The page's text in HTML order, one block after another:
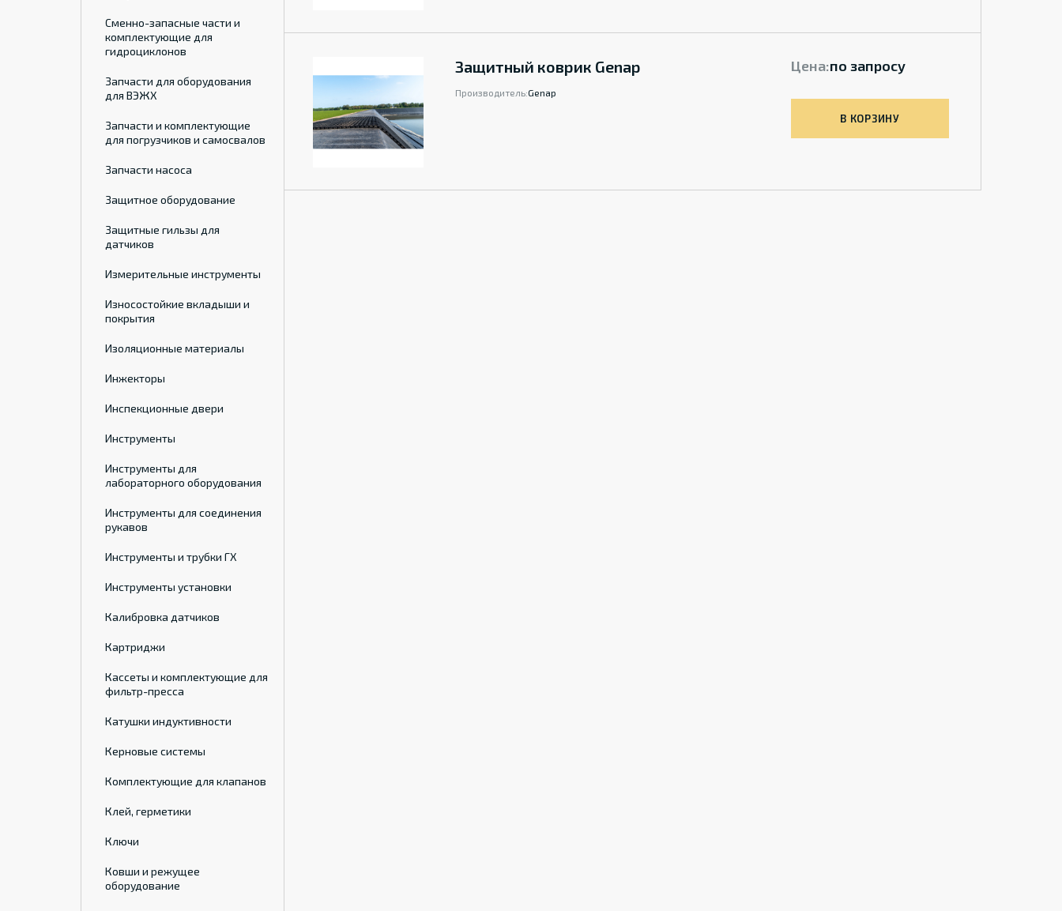
Сменно-запасные части и
комплектующие для
гидроциклонов
Запчасти для оборудования
для ВЭЖХ
Запчасти и комплектующие
для погрузчиков и самосвалов
Запчасти насоса
Защитное оборудование
Защитные гильзы для
датчиков
Измерительные инструменты
Износостойкие вкладыши и
покрытия
Изоляционные материалы
Инжекторы
Инспекционные двери
Инструменты
Инструменты для
лабораторного оборудования
Инструменты для соединения
рукавов
Инструменты и трубки ГХ
Инструменты установки
Калибровка датчиков
Картриджи
Кассеты и комплектующие для
фильтр-пресса
Катушки индуктивности
Керновые системы
Комплектующие для клапанов
Клей, герметики
Ключи
Ковши и режущее
оборудование
Защитный коврик Genap
Производитель:Genap
Цена:по запросу
В КОРЗИНУ